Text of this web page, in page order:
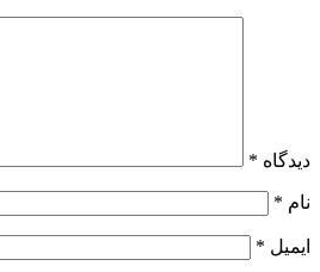
دیدگاه *
نام *
ایمیل *